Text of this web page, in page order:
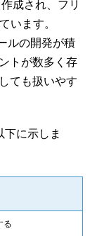
成され、フリ
います。
ルの開発が積
トが数多く存
ても扱いやす
に示しま
る